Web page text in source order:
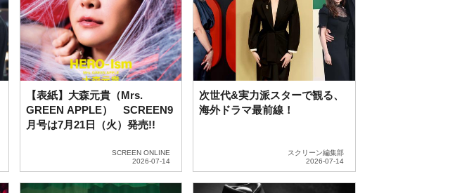
【表紙】大森元貴（Mrs.
GREEN APPLE） SCREEN9
月号は7月21日（火）発売!!
SCREEN ONLINE
次世代&実力派スターで観る、
海外ドラマ最前線！
スクリーン編集部